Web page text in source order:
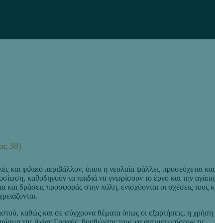
38)
και φιλικό περιβάλλον, όπου η νεολαία ψάλλει, προσεύχεται και
καθοδηγούν τα παιδιά να γνωρίσουν το έργο και την αγάπη
δράσεις προσφοράς στην πόλη, ενισχύονται οι σχέσεις τους
καθώς και σε σύγχρονα θέματα όπως οι εξαρτήσεις, η χρήση